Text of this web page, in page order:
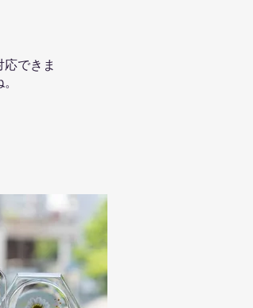
できま